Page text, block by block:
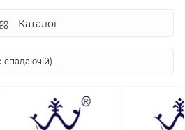
Каталог